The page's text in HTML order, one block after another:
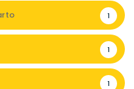
1
1
1